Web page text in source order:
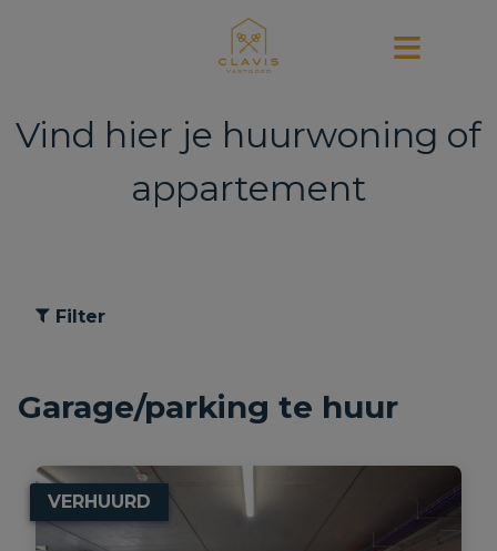
Vind hier je huurwoning of
appartement
Filter
Garage/parking te huur
VERHUURD